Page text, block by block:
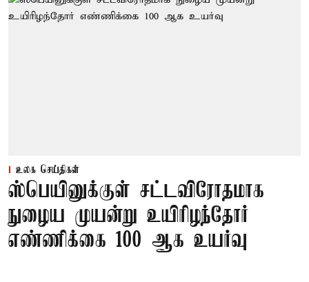
உலக செய்திகள்
ஸ்பெயினுக்குள் சட்டவிரோதமாக
நுழைய முயன்று உயிரிழந்தோர்
எண்ணிக்கை 100 ஆக உயர்வு